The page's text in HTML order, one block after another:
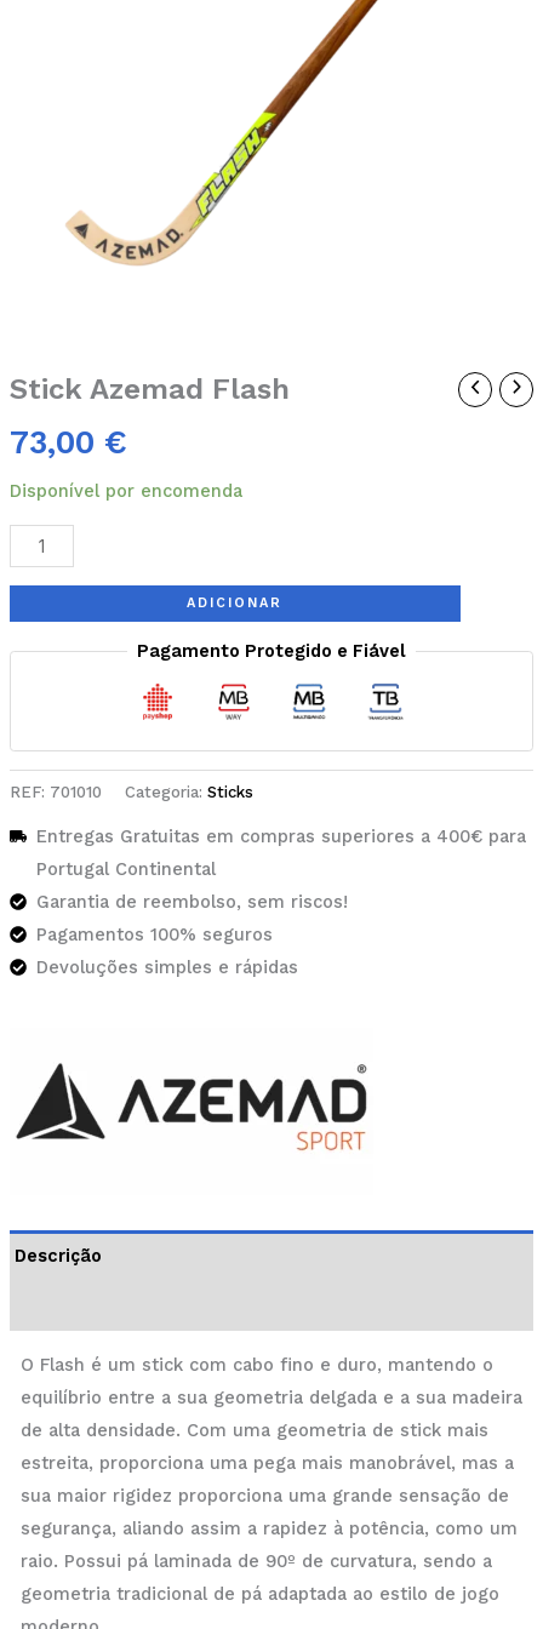
Stick Azemad Flash
73,00 €
Disponível por encomenda
ADICIONAR
Pagamento Protegido e Fiável
REF: 701010 Categoria: Sticks
Entregas Gratuitas em compras superiores a 400€ para
Portugal Continental
Garantia de reembolso, sem riscos!
Pagamentos 100% seguros
Devoluções simples e rápidas
Descrição
O Flash é um stick com cabo fino e duro, mantendo o
equilíbrio entre a sua geometria delgada e a sua madeira
de alta densidade. Com uma geometria de stick mais
estreita, proporciona uma pega mais manobrável, mas a
sua maior rigidez proporciona uma grande sensação de
segurança, aliando assim a rapidez à potência, como um
raio. Possui pá laminada de 90º de curvatura, sendo a
geometria tradicional de pá adaptada ao estilo de jogo